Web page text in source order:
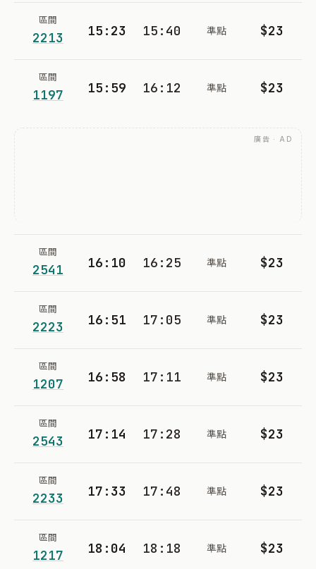
區間
2213 15:23 15:40 準點 $23
區間
1197 15:59 16:12 準點 $23
廣告 · AD
區間
2541 16:10 16:25 準點 $23
區間
2223 16:51 17:05 準點 $23
區間
1207 16:58 17:11 準點 $23
區間
2543 17:14 17:28 準點 $23
區間
2233 17:33 17:48 準點 $23
區間
1217 18:04 18:18 準點 $23